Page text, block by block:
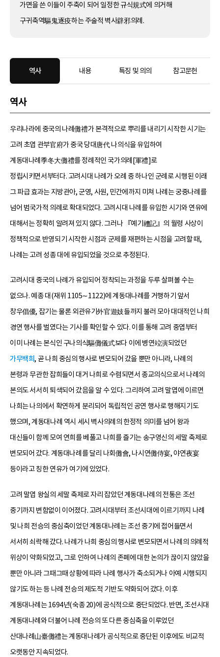
가면을 쓴 이들이 주축이 되어 일정한 규식規式에 의거해
구귀축역驅鬼逐疫하는 주술적 벽사辟邪의례.
역사 내용 특징 및 의의 참고문헌
역사
우리나라에 중국의 나례儺禮가 본격적으로 뿌리를 내리기 시작한 시기는
고려 초엽 관부官府가 중국 당대唐代 나의식을 유입하여
계동대나례季冬大儺禮를 정례적인 국가의례[軍禮]로
정립시키면서부터다. 고려시대 나례가 오례 중 하나인 군례로 시행된 이래
그 파급 효과는 지방관아, 군영, 사원, 민간에까지 미쳐 나례는 궁중나례를
넘어 범국가적 의례로 확대되었다. 고려시대 나례를 유입한 시기와 연유에
대해서는 정확히 알려져 있지 않다. 그러나 『예기禮記』의 월령 사상이
정책적으로 반영되기 시작한 시점과 군제를 재편하는 시점을 고려할 때,
나례는 고려 성종 대에 유입되었을 것으로 추정된다.
고려시대 중국의 나례가 유입되어 정착되는 과정을 두루 살펴볼 수는
없으나. 예종 대(재위 1105∼1122)에 계동대나례를 거행하기 앞서
창우倡優, 잡기는 물론 외관유기外官遊妓들까지 불러 모아 대대적인 나희
경연 행사를 벌였다는 기사를 확인할 수 있다. 이를 통해 고려 중엽부터
이미 나례는 본식인 구나의식驅儺儀式보다 이에 병연竝演되었던
가무백희, 곧 나희 중심의 행사로 변모되어 갔을 뿐만 아니라, 나례의
본령과 무관한 잡희들이 대거 나희로 수렴되면서 종교의식으로서 나례의
본의도 서서히 퇴색되어 갔음을 알 수 있다. 그리하여 고려 말엽에 이르면
나희는 나의에서 확연하게 분리되어 독립적인 공연 행사로 행해지기도
했으며, 계동대나례 역시 세시 벽사의례의 한정적 의미를 넘어 왕과
대신들이 함께 모여 연희를 베풀고 나희를 즐기는 송구영신의 세말 축제로
변모되어 갔다. 계동대나례를 달리 나회儺會, 나시연儺侍宴, 야연夜宴
등이라고 칭한 연유가 여기에 있었다.
고려 말엽 왕실의 세말 축제로 자리 잡았던 계동대나례의 전통은 조선
중기까지 변함없이 이어졌다. 고려시대부터 조선시대에 이르기까지 나례
및 나희 전승의 중심축이었던 계동대나례는 조선 중기에 접어들면서
서서히 쇠락해 갔다. 나례가 나희 중심의 행사로 변모되면서 나례의 의례적
위상이 약화되었고, 그로 인하여 나례의 존폐에 대한 논의가 끊이지 않았을
뿐만 아니라 그때그때 상황에 따라 나례 행사가 축소되거나 아예 시행되지
않기도 하는 등 나례 전승의 제도적 기반도 약화되어 갔다. 이후
계동대나례는 1694년(숙종 20)에 공식적으로 중단되었다. 반면, 조선시대
계동대나례와 더불어 나례 전승의 또 다른 중심축을 이루었던
산대나례山臺儺禮는 계동대나례가 공식적으로 중단된 이후에도 비교적
오랫동안 지속되었다.